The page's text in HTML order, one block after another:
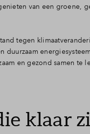
van een groene,
tegen
en gezond samen te
klaar